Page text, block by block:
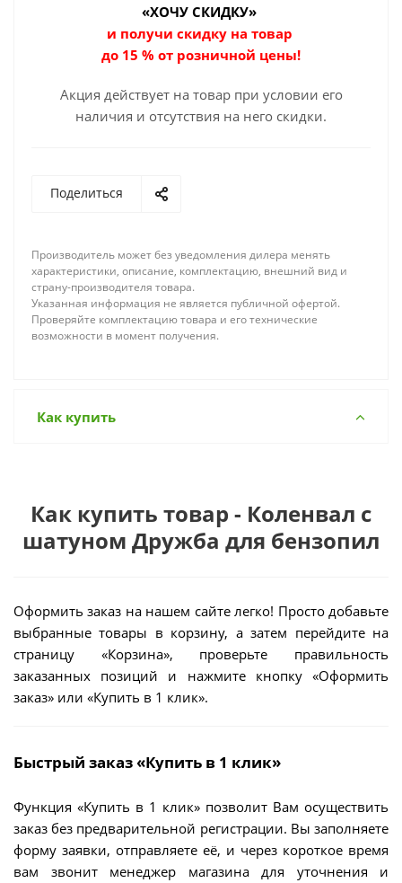
«ХОЧУ СКИДКУ»
и получи скидку на товар
до 15 % от розничной цены!
Акция действует на товар при условии его
наличия и отсутствия на него скидки.
Поделиться
Производитель может без уведомления дилера менять
характеристики, описание, комплектацию, внешний вид и
страну-производителя товара.
Указанная информация не является публичной офертой.
Проверяйте комплектацию товара и его технические
возможности в момент получения.
Как купить
Как купить товар - Коленвал с
шатуном Дружба для бензопил
Оформить заказ на нашем сайте легко! Просто добавьте
выбранные товары в корзину, а затем перейдите на
страницу «Корзина», проверьте правильность
заказанных позиций и нажмите кнопку «Оформить
заказ» или «Купить в 1 клик».
Быстрый заказ «Купить в 1 клик»
Функция «Купить в 1 клик» позволит Вам осуществить
заказ без предварительной регистрации. Вы заполняете
форму заявки, отправляете её, и через короткое время
вам звонит менеджер магазина для уточнения и